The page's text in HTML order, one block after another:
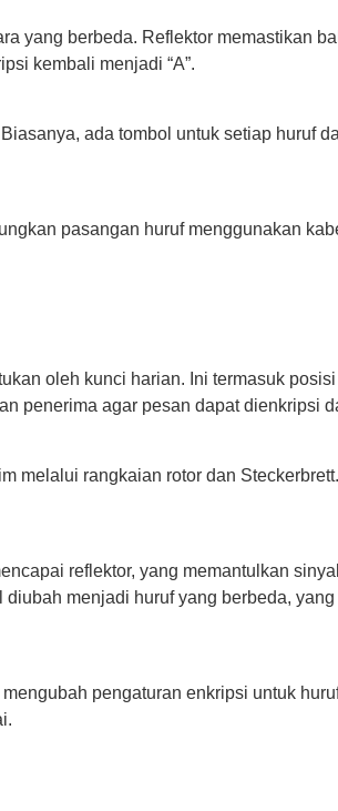
yang berbeda. Reflektor memastikan
kembali menjadi “A”.
ada tombol untuk setiap huruf
pasangan huruf menggunakan
oleh kunci harian. Ini termasuk
penerima agar pesan dapat dienkripsi
melalui rangkaian rotor dan
reflektor, yang memantulkan
menjadi huruf yang berbeda,
pengaturan enkripsi untuk